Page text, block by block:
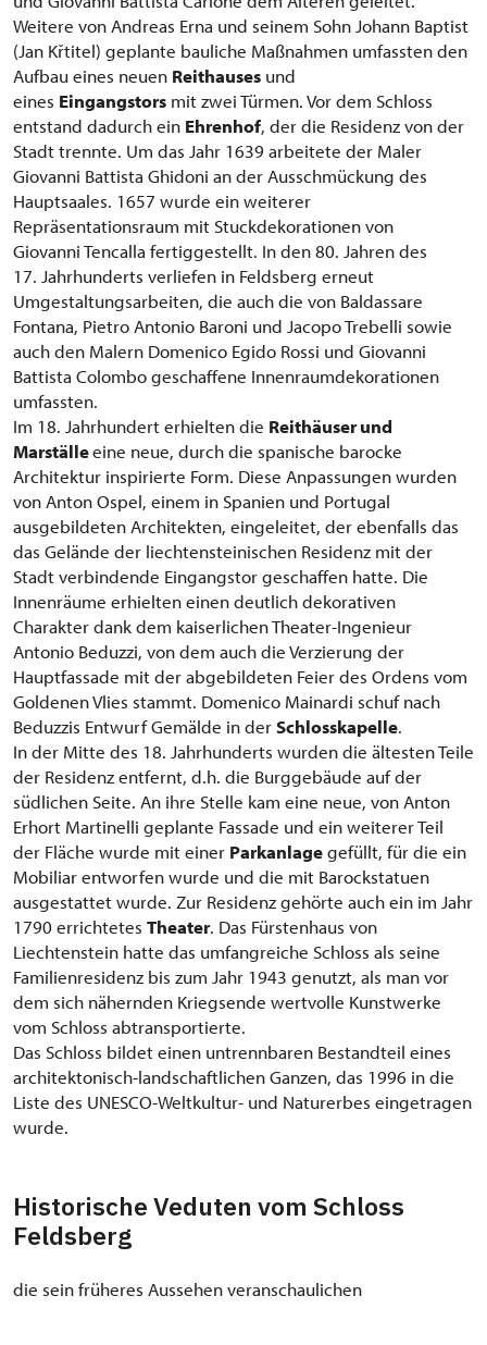
Weitere von Andreas Erna und seinem Sohn Johann Baptist
(Jan Křtitel) geplante bauliche Maßnahmen umfassten den
Aufbau eines neuen Reithauses und
eines Eingangstors mit zwei Türmen. Vor dem Schloss
entstand dadurch ein Ehrenhof, der die Residenz von der
Stadt trennte. Um das Jahr 1639 arbeitete der Maler
Giovanni Battista Ghidoni an der Ausschmückung des
Hauptsaales. 1657 wurde ein weiterer
Repräsentationsraum mit Stuckdekorationen von
Giovanni Tencalla fertiggestellt. In den 80. Jahren des
17. Jahrhunderts verliefen in Feldsberg erneut
Umgestaltungsarbeiten, die auch die von Baldassare
Fontana, Pietro Antonio Baroni und Jacopo Trebelli sowie
auch den Malern Domenico Egido Rossi und Giovanni
Battista Colombo geschaffene Innenraumdekorationen
umfassten.
Im 18. Jahrhundert erhielten die Reithäuser und
Marställeeine neue, durch die spanische barocke
Architektur inspirierte Form. Diese Anpassungen wurden
von Anton Ospel, einem in Spanien und Portugal
ausgebildeten Architekten, eingeleitet, der ebenfalls das
das Gelände der liechtensteinischen Residenz mit der
Stadt verbindende Eingangstor geschaffen hatte. Die
Innenräume erhielten einen deutlich dekorativen
Charakter dank dem kaiserlichen Theater-Ingenieur
Antonio Beduzzi, von dem auch die Verzierung der
Hauptfassade mit der abgebildeten Feier des Ordens vom
Goldenen Vlies stammt. Domenico Mainardi schuf nach
Beduzzis Entwurf Gemälde in derSchlosskapelle.
In der Mitte des 18. Jahrhunderts wurden die ältesten Teile
der Residenz entfernt, d.h. die Burggebäude auf der
südlichen Seite. An ihre Stelle kam eine neue, von Anton
Erhort Martinelli geplante Fassade und ein weiterer Teil
der Fläche wurde mit einer Parkanlagegefüllt, für die ein
Mobiliar entworfen wurde und die mit Barockstatuen
ausgestattet wurde. Zur Residenz gehörte auch ein im Jahr
1790 errichtetes Theater. Das Fürstenhaus von
Liechtenstein hatte das umfangreiche Schloss als seine
Familienresidenz bis zum Jahr 1943 genutzt, als man vor
dem sich nähernden Kriegsende wertvolle Kunstwerke
vom Schloss abtransportierte.
Das Schloss bildet einen untrennbaren Bestandteil eines
architektonisch-landschaftlichen Ganzen, das 1996 in die
Liste des UNESCO-Weltkultur- und Naturerbes eingetragen
wurde.
Historische Veduten vom Schloss
Feldsberg
die sein früheres Aussehen veranschaulichen